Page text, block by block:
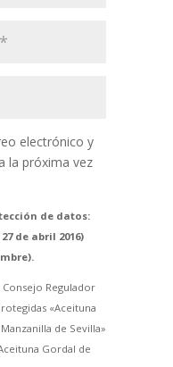
electrónico y
la próxima vez
de datos:
de abril 2016)
Consejo Regulador
«Aceituna
de Sevilla»
Gordal de